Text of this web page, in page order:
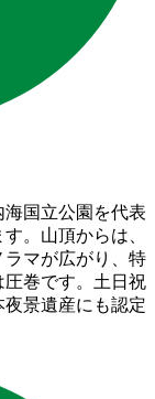
国立公園を代表
。山頂からは、
マが広がり、特
巻です。土日祝
景遺産にも認定